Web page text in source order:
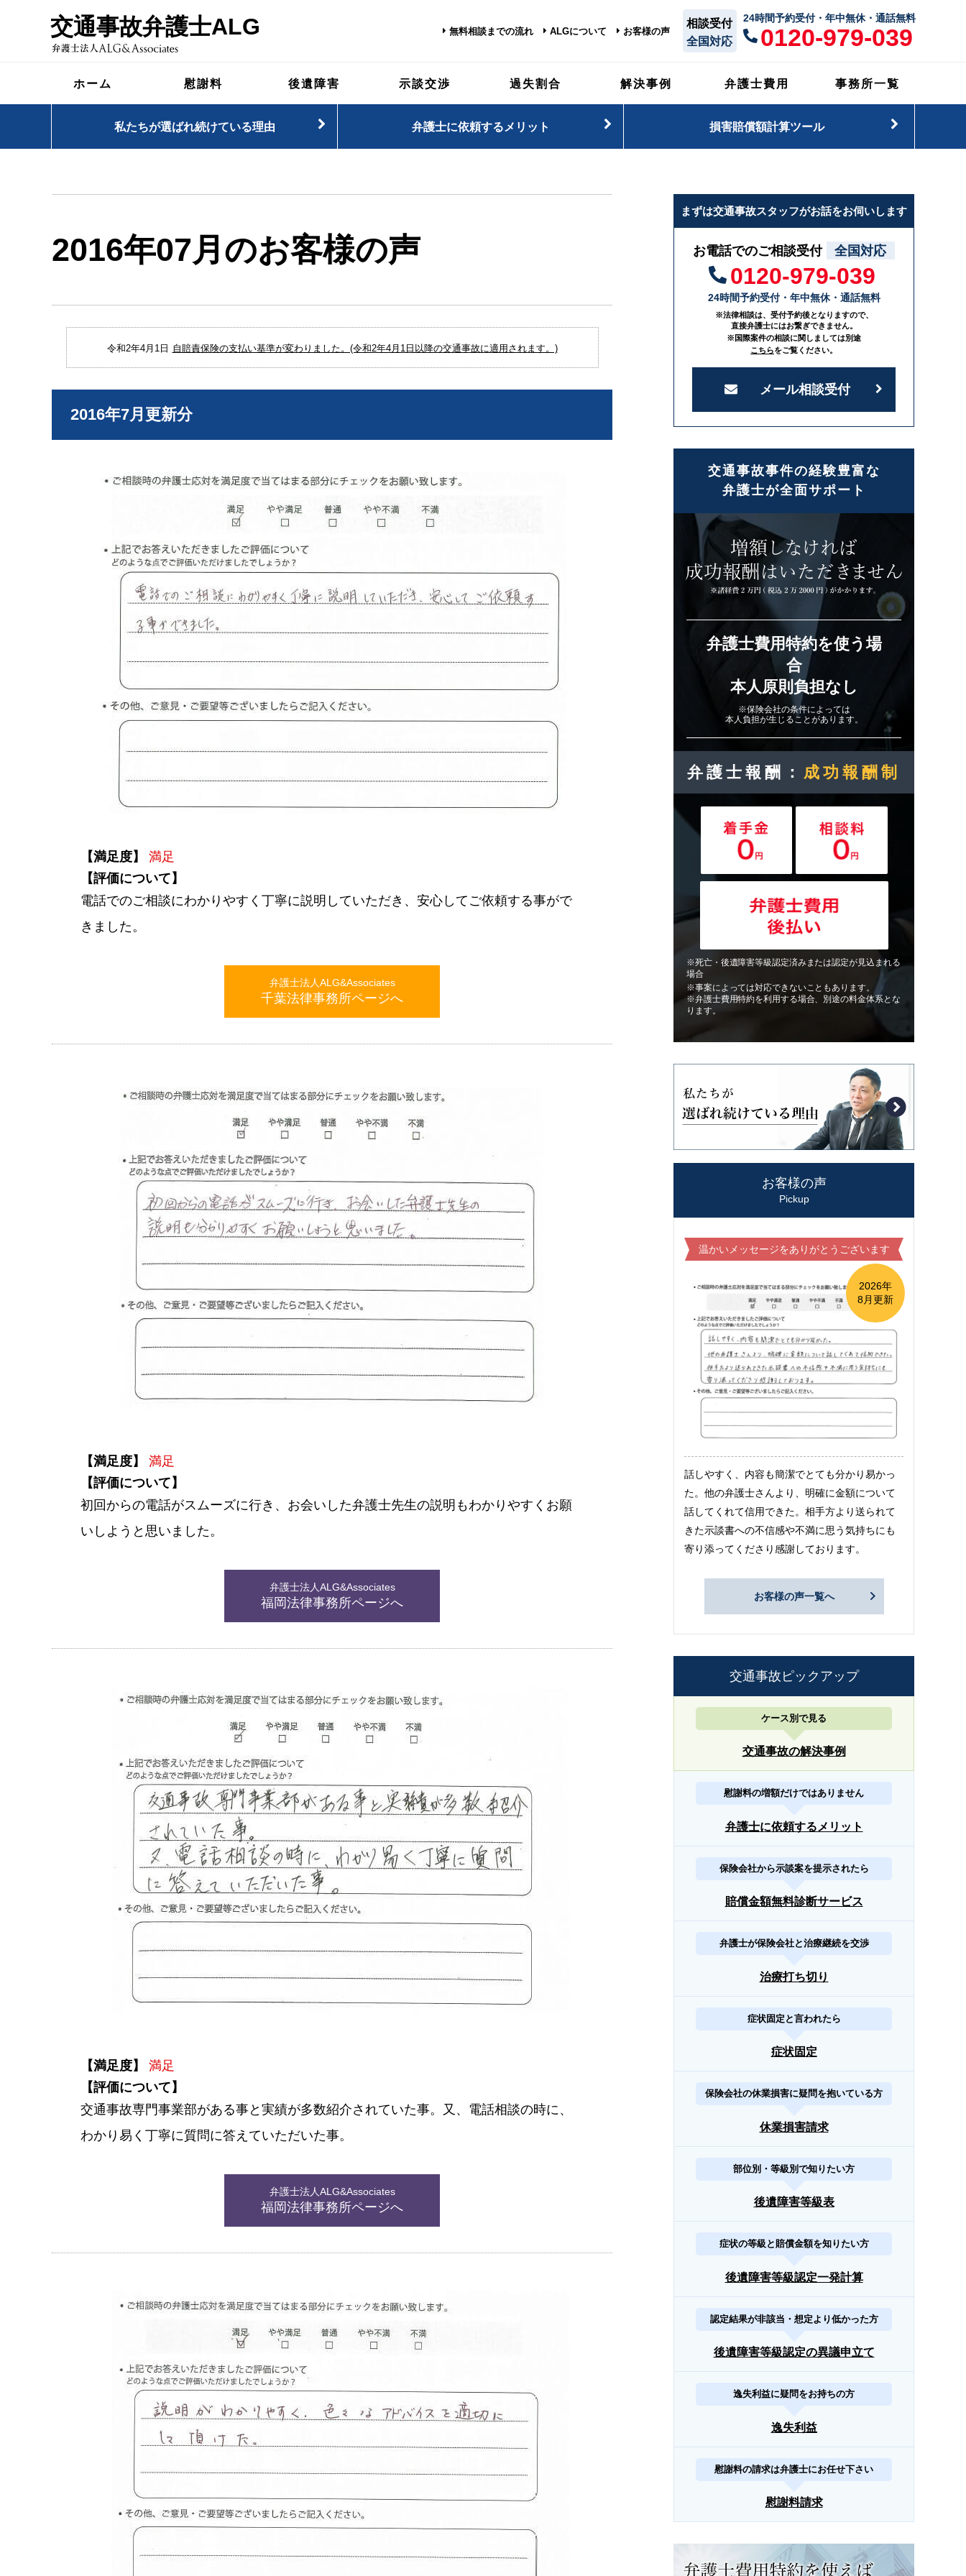
交通事故弁護士ALG 無料相談までの流れ ALGについて お客様の声
相談受付
全国対応
24時間予約受付・年中無休・通話無料
0120-979-039
ホーム 慰謝料 後遺障害 示談交渉 過失割合 解決事例 弁護士費用 事務所一覧
私たちが選ばれ続けている理由 弁護士に依頼するメリット 損害賠償額計算ツール
2016年07月のお客様の声
令和2年4月1日 自賠責保険の支払い基準が変わりました。(令和2年4月1日以降の交通事故に適用されます。)
2016年7月更新分
【満足度】
満足
【評価について】
電話でのご相談にわかりやすく丁寧に説明していただき、安心してご依頼する事がで
きました。
弁護士法人ALG&Associates
千葉法律事務所ページへ
【満足度】
満足
【評価について】
初回からの電話がスムーズに行き、お会いした弁護士先生の説明もわかりやすくお願
いしようと思いました。
弁護士法人ALG&Associates
福岡法律事務所ページへ
【満足度】
満足
【評価について】
交通事故専門事業部がある事と実績が多数紹介されていた事。又、電話相談の時に、
わかり易く丁寧に質問に答えていただいた事。
弁護士法人ALG&Associates
福岡法律事務所ページへ
まずは交通事故スタッフがお話をお伺いします
お電話でのご相談受付 全国対応
0120-979-039
24時間予約受付・年中無休・通話無料
※法律相談は、受付予約後となりますので、
直接弁護士にはお繋ぎできません。
※国際案件の相談に関しましては別途
こちらをご覧ください。
メール相談受付
交通事故事件の経験豊富な
弁護士が全面サポート
弁護士費用特約を使う場
合
本人原則負担なし
※保険会社の条件によっては
本人負担が生じることがあります。
弁護士報酬： 成功報酬制
※死亡・後遺障害等級認定済みまたは認定が見込まれる
場合
※事案によっては対応できないこともあります。
※弁護士費用特約を利用する場合、別途の料金体系とな
ります。
お客様の声
Pickup
温かいメッセージをありがとうございます
2026年
8月更新
話しやすく、内容も簡潔でとても分かり易かっ
た。他の弁護士さんより、明確に金額について
話してくれて信用できた。相手方より送られて
きた示談書への不信感や不満に思う気持ちにも
寄り添ってくださり感謝しております。
お客様の声一覧へ
交通事故ピックアップ
ケース別で見る
交通事故の解決事例
慰謝料の増額だけではありません
弁護士に依頼するメリット
保険会社から示談案を提示されたら
賠償金額無料診断サービス
弁護士が保険会社と治療継続を交渉
治療打ち切り
症状固定と言われたら
症状固定
保険会社の休業損害に疑問を抱いている方
休業損害請求
部位別・等級別で知りたい方
後遺障害等級表
症状の等級と賠償金額を知りたい方
後遺障害等級認定一発計算
認定結果が非該当・想定より低かった方
後遺障害等級認定の異議申立て
逸失利益に疑問をお持ちの方
逸失利益
慰謝料の請求は弁護士にお任せ下さい
慰謝料請求